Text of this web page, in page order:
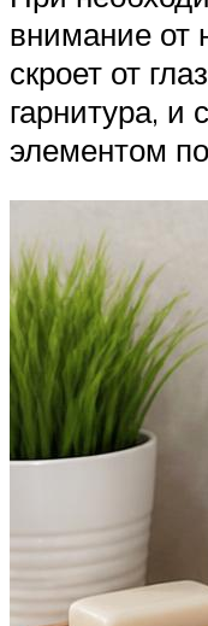
внимание от
скроет от
гарнитура, и
элементом